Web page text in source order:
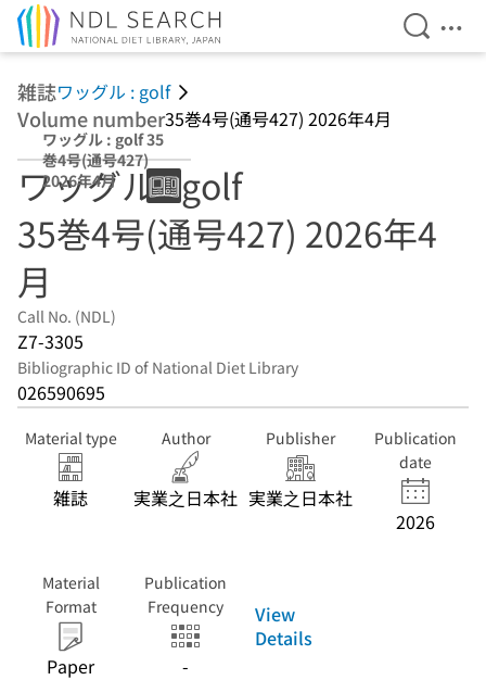
Open
雑誌ワッグル : golf
Volume number35巻4号(通号427) 2026年4月
ワッグル : golf 35
巻4号(通号427)
2026年4月
ワッグル : golf
35巻4号(通号427) 2026年4
月
Call No. (NDL)
Z7-3305
Bibliographic ID of National Diet Library
026590695
Material type
雑誌
Author
実業之日本社
Publisher
実業之日本社
Publication
date
2026
Material
Format
Paper
Publication
Frequency
-
View
Details